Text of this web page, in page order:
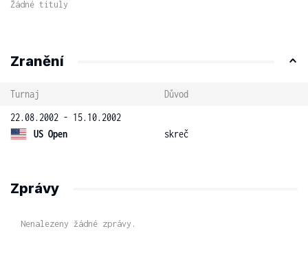
Žádné tituly
Zranění
Turnaj
Důvod
22.08.2002 - 15.10.2002
US Open
skreč
Zprávy
Nenalezeny žádné zprávy.